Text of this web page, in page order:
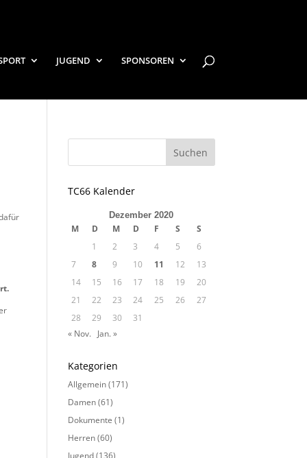
JUGEND SPONSOREN
TC66 Kalender
Dezember 2020
M D M D F S
S
1
2 3 4 5
6
7
8 9 10 11 12
13
14
15 16 17 18 19
20
21
22 23 24 25 26
27
28
29 30
31
« Nov. Jan. »
Kategorien
Allgemein(171)
Damen(61)
Dokumente (1)
Herren(60)
Jugend(136)